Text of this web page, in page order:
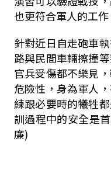
也更符合軍人的工
針對近日自走砲車
路與民間車輛擦撞
官兵受傷都不樂見
危險性，身為軍人
練跟必要時的犧牲
訓過程中的安全是
廉)